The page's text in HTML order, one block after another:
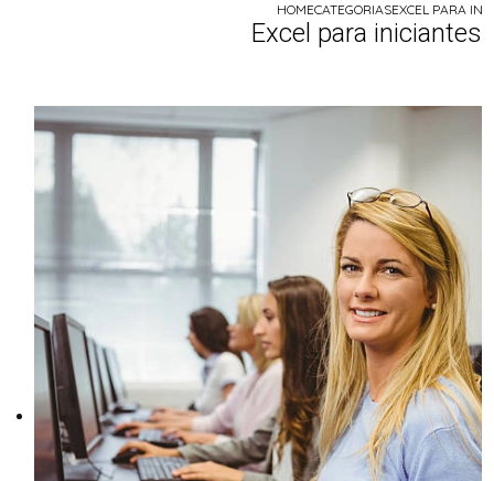
HOMECATEGORIASEXCEL PARA
Excel para iniciantes